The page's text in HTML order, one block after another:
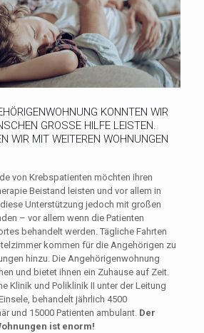
KONNTEN WIR
GROSSE HILFE LEISTEN.
WIR MIT WEITEREN WOHNUNGEN
von Krebspatienten möchten ihren
Beistand leisten und vor allem in
Unterstützung jedoch mit großen
– vor allem wenn die Patienten
behandelt werden. Tägliche Fahrten
kommen für die Angehörigen zu
hinzu. Die Angehörigenwohnung
und bietet ihnen ein Zuhause auf Zeit.
Klinik und Poliklinik II unter der Leitung
behandelt jährlich 4500
und 15000 Patienten ambulant. Der
ist enorm!